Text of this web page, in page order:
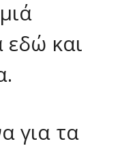
εδώ και
για τα